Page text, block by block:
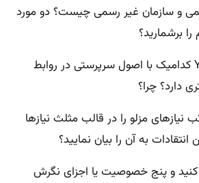
و سازمان غیر رسمی چیست؟ دو مورد
برشمارید؟
۱۶-از بین تئوری X و Y کدامیک با اصول سرپرستی در روابط
دارد؟ چرا؟
نیازهای مزلو را در قالب مثلث نیازها
به آن را بیان نمایید؟
کنید و پنج خصوصیت یا اجزای نگرش